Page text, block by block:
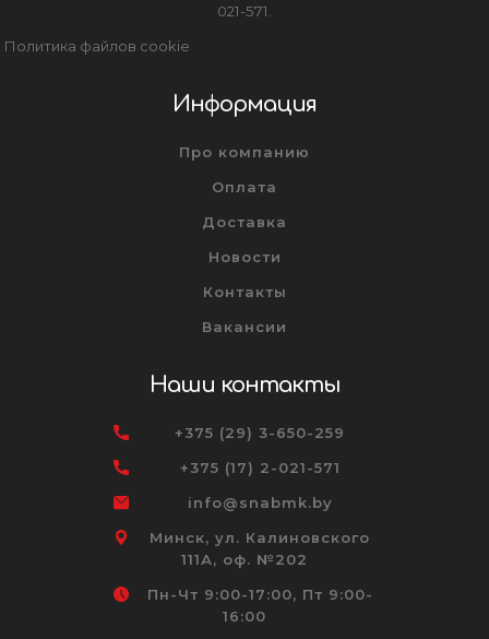
021-571.
Политика файлов cookie
Информация
Про компанию
Оплата
Доставка
Новости
Контакты
Вакансии
Наши контакты
+375 (29) 3-650-259
+375 (17) 2-021-571
info@snabmk.by
Минск, ул. Калиновского
111А, оф. №202
Пн-Чт 9:00-17:00, Пт 9:00-
16:00